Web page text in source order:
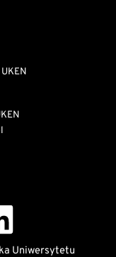
Uniwersytetu